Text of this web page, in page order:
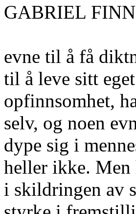
GABRIEL
evne til å få
til å leve sitt
opfinnsomhet,
selv, og noen
dype sig i
heller ikke. Men
i skildringen av